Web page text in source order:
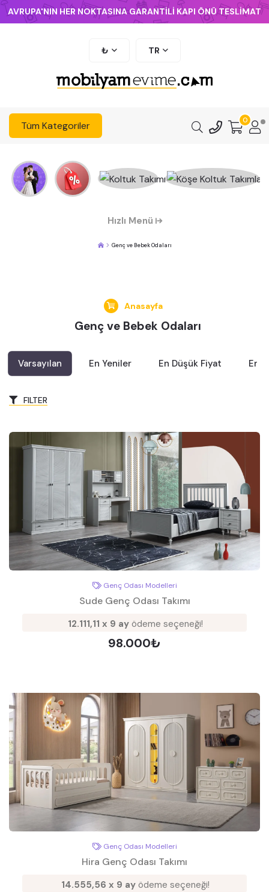
AVRUPA'NIN HER NOKTASINA GARANTİLİ KAPI ÖNÜ TESLİMAT
₺ TR
Tüm Kategoriler 0
Hızlı Menü
Genç ve Bebek Odaları
Anasayfa
Genç ve Bebek Odaları
Varsayılan En Yeniler En Düşük Fiyat En
FILTER
Genç Odası Modelleri
Sude Genç Odası Takımı
12.111,11 x 9 ay ödeme seçeneği!
98.000₺
Genç Odası Modelleri
Hira Genç Odası Takımı
14.555,56 x 9 ay ödeme seçeneği!